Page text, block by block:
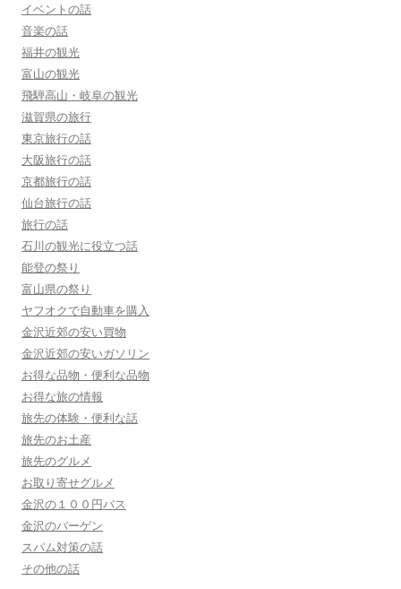
イベントの話
音楽の話
福井の観光
富山の観光
飛騨高山・岐阜の観光
滋賀県の旅行
東京旅行の話
大阪旅行の話
京都旅行の話
仙台旅行の話
旅行の話
石川の観光に役立つ話
能登の祭り
富山県の祭り
ヤフオクで自動車を購入
金沢近郊の安い買物
金沢近郊の安いガソリン
お得な品物・便利な品物
お得な旅の情報
旅先の体験・便利な話
旅先のお土産
旅先のグルメ
お取り寄せグルメ
金沢の１００円バス
金沢のバーゲン
スパム対策の話
その他の話